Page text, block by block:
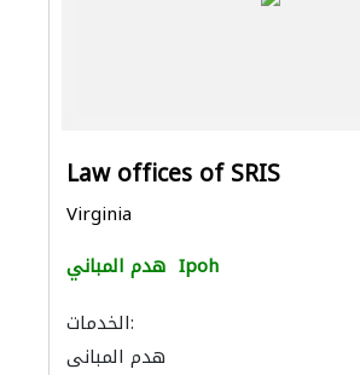
Law offices of SRIS
Virginia
هدم المباني Ipoh
الخدمات:
هدم المباني